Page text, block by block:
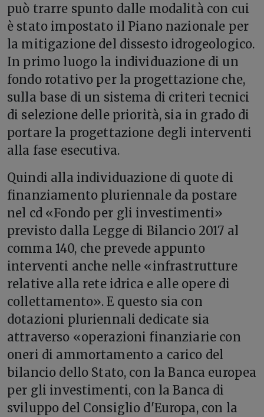
può trarre spunto dalle modalità con cui
è stato impostato il Piano nazionale per
la mitigazione del dissesto idrogeologico.
In primo luogo la individuazione di un
fondo rotativo per la progettazione che,
sulla base di un sistema di criteri tecnici
di selezione delle priorità, sia in grado di
portare la progettazione degli interventi
alla fase esecutiva.
Quindi alla individuazione di quote di
finanziamento pluriennale da postare
nel cd «Fondo per gli investimenti»
previsto dalla Legge di Bilancio 2017 al
comma 140, che prevede appunto
interventi anche nelle «infrastrutture
relative alla rete idrica e alle opere di
collettamento». E questo sia con
dotazioni pluriennali dedicate sia
attraverso «operazioni finanziarie con
oneri di ammortamento a carico del
bilancio dello Stato, con la Banca europea
per gli investimenti, con la Banca di
sviluppo del Consiglio d'Europa, con la